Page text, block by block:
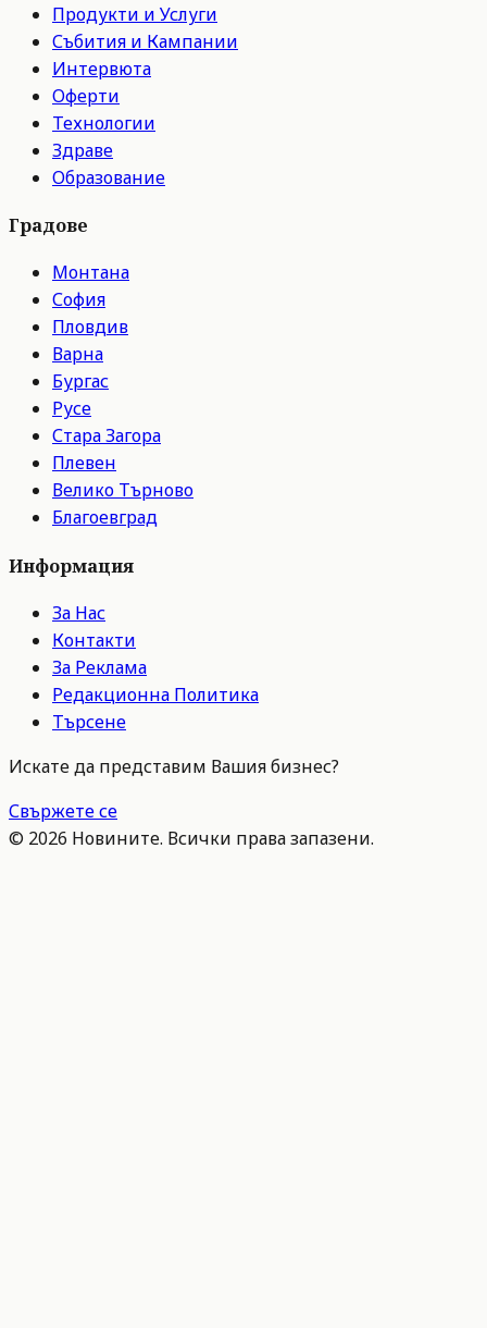
Продукти и Услуги
Събития и Кампании
Интервюта
Оферти
Технологии
Здраве
Образование
Градове
Монтана
София
Пловдив
Варна
Бургас
Русе
Стара Загора
Плевен
Велико Търново
Благоевград
Информация
За Нас
Контакти
За Реклама
Редакционна Политика
Търсене
Искате да представим Вашия бизнес?
Свържете се
© 2026 Новините. Всички права запазени.